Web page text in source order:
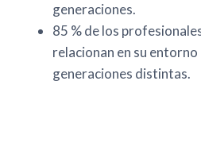
generaciones.
85 % de los
relacionan en su
generaciones distintas.